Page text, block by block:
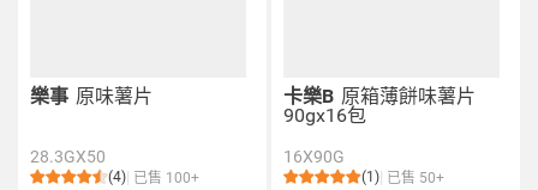
樂事 原味薯片
28.3GX50
(4) 已售 100+
卡樂B 原箱薄餅味薯片
90gx16包
16X90G
(1) 已售 50+